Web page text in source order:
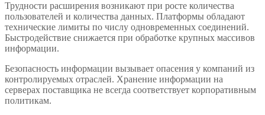
Трудности расширения возникают при росте количества
пользователей и количества данных. Платформы обладают
технические лимиты по числу одновременных соединений.
Быстродействие снижается при обработке крупных массивов
информации.
Безопасность информации вызывает опасения у компаний из
контролируемых отраслей. Хранение информации на
серверах поставщика не всегда соответствует корпоративным
политикам.